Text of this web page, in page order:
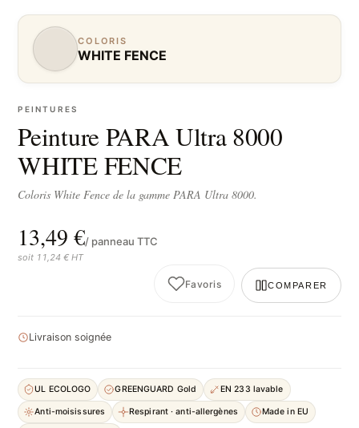
COLORIS
WHITE FENCE
PEINTURES
Peinture PARA Ultra 8000
WHITE FENCE
Coloris White Fence de la gamme PARA Ultra 8000.
13,49 €/ panneau TTC
soit 11,24 € HT
Favoris COMPARER
Livraison soignée
UL ECOLOGO GREENGUARD Gold EN 233 lavable
Anti-moisissures Respirant · anti-allergènes Made in EU